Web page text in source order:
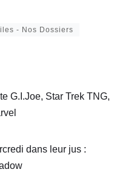
- Nos Dossiers
G.I.Joe, Star Trek TNG,
dans leur jus :